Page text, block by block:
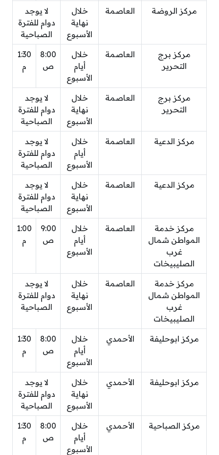
مركز الروضة العاصمة
خلال
نهاية
الأسبوع
لا يوجد
دوام للفترة
الصباحية
مركز برج
التحرير
العاصمة
خلال
أيام
الأسبوع
8:00
ص
1:30
م
مركز برج
التحرير
العاصمة
خلال
نهاية
الأسبوع
لا يوجد
دوام للفترة
الصباحية
مركز الدعية العاصمة
خلال
أيام
الأسبوع
لا يوجد
دوام للفترة
الصباحية
مركز الدعية العاصمة
خلال
نهاية
الأسبوع
لا يوجد
دوام للفترة
الصباحية
مركز خدمة
المواطن شمال
غرب
الصليبيخات
العاصمة
خلال
أيام
الأسبوع
9:00
ص
1:00
م
مركز خدمة
المواطن شمال
غرب
الصليبيخات
العاصمة
خلال
نهاية
الأسبوع
لا يوجد
دوام للفترة
الصباحية
مركز ابوحليفة الأحمدي
خلال
أيام
الأسبوع
8:00
ص
1:30
م
مركز ابوحليفة الأحمدي
خلال
نهاية
الأسبوع
لا يوجد
دوام للفترة
الصباحية
مركز الصباحية الأحمدي
خلال
أيام
الأسبوع
8:00
ص
1:30
م